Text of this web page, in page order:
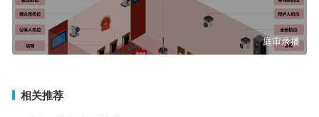
庭审录播
相关推荐